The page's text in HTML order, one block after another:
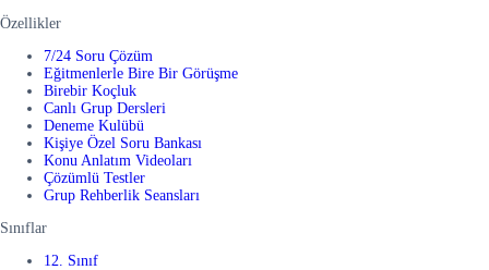
Özellikler
7/24 Soru Çözüm
Eğitmenlerle Bire Bir Görüşme
Birebir Koçluk
Canlı Grup Dersleri
Deneme Kulübü
Kişiye Özel Soru Bankası
Konu Anlatım Videoları
Çözümlü Testler
Grup Rehberlik Seansları
Sınıflar
12. Sınıf